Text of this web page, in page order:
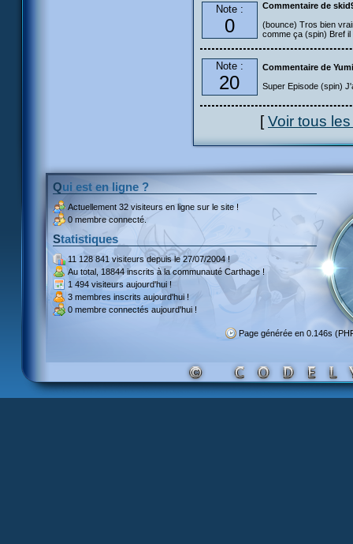
Note :
0
Commentaire de
(bounce) Tros bien
comme ça (spin) Bref
Note :
20
Commentaire de
Super Episode (spin)
[Voir tous
Qui est en ligne ?
Actuellement 32 visiteurs en ligne sur le site !
0 membre connecté.
Statistiques
11 128 841 visiteursdepuis le 27/07/2004 !
Au total, 18844 inscritsà la communauté Carthage !
1 494 visiteurs aujourd'hui !
3 membres inscrits aujourd'hui !
0 membre connectés aujourd'hui !
Page générée en 0.146s